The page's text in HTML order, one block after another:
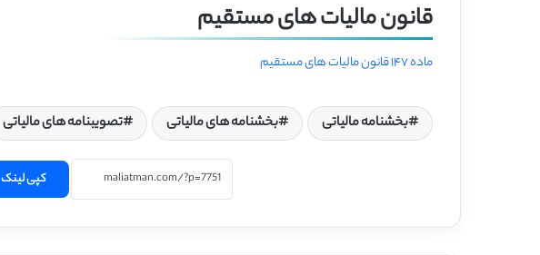
قانون مالیات های مستقیم
ماده ۱۴۷ قانون مالیات های مستقیم
بخشنامه مالیاتی بخشنامه های مالیاتی تصویبنامه های مالیاتی
کپی لینک